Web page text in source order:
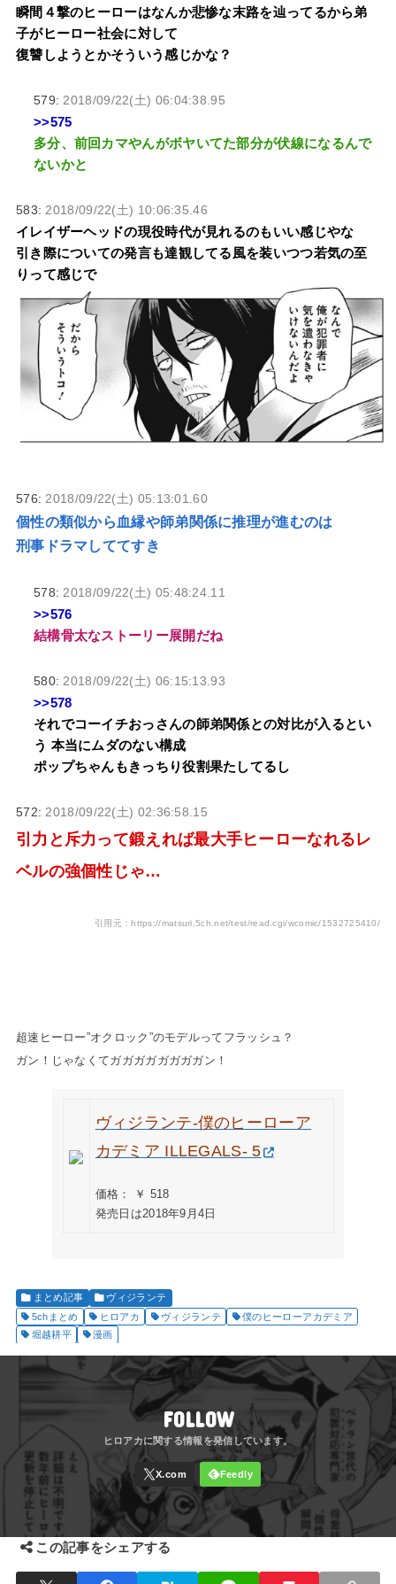
瞬間４撃のヒーローはなんか悲惨な末路を辿ってるから弟
子がヒーロー社会に対して
復讐しようとかそういう感じかな？
579:2018/09/22(土) 06:04:38.95
>>575
多分、前回カマやんがボヤいてた部分が伏線になるんで
ないかと
583:2018/09/22(土) 10:06:35.46
イレイザーヘッドの現役時代が見れるのもいい感じやな
引き際についての発言も達観してる風を装いつつ若気の至
りって感じで
576: 2018/09/22(土) 05:13:01.60
個性の類似から血縁や師弟関係に推理が進むのは
刑事ドラマしててすき
578: 2018/09/22(土) 05:48:24.11
>>576
結構骨太なストーリー展開だね
580: 2018/09/22(土) 06:15:13.93
>>578
それでコーイチおっさんの師弟関係との対比が入るとい
う 本当にムダのない構成
ポップちゃんもきっちり役割果たしてるし
572: 2018/09/22(土) 02:36:58.15
引力と斥力って鍛えれば最大手ヒーローなれるレ
ベルの強個性じゃ…
引用元：https://matsuri.5ch.net/test/read.cgi/wcomic/1532725410/
超速ヒーロー”オクロック”のモデルってフラッシュ？
ガン！じゃなくてガガガガガガガガン！
ヴィジランテ-僕のヒーローア
カデミア ILLEGALS- 5
価格： ￥ 518
発売日は2018年9月4日
まとめ記事
ヴィジランテ
5chまとめ
ヒロアカ ヴィジランテ
僕のヒーローアカデミア
堀越耕平
漫画
FOLLOW
この記事をシェアする